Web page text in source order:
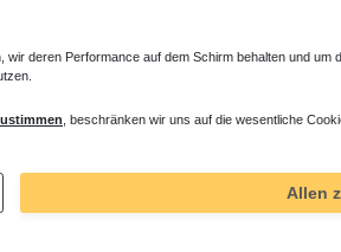
deren Performance auf dem Schirm behalten und um
, beschränken wir uns auf die wesentliche
Allen